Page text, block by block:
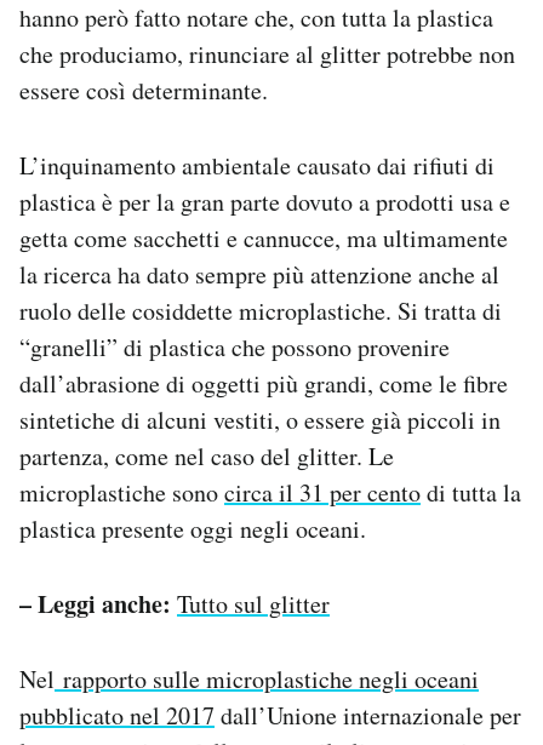
hanno però fatto notare che, con tutta la plastica
che produciamo, rinunciare al glitter potrebbe non
essere così determinante.
L’inquinamento ambientale causato dai rifiuti di
plastica è per la gran parte dovuto a prodotti usa e
getta come sacchetti e cannucce, ma ultimamente
la ricerca ha dato sempre più attenzione anche al
ruolo delle cosiddette microplastiche. Si tratta di
“granelli” di plastica che possono provenire
dall’abrasione di oggetti più grandi, come le fibre
sintetiche di alcuni vestiti, o essere già piccoli in
partenza, come nel caso del glitter. Le
microplastiche sonocirca il 31 per centodi tutta la
plastica presente oggi negli oceani.
– Leggi anche: Tutto sul glitter
Nel rapporto sulle microplastiche negli oceani
pubblicato nel 2017 dall’Unione internazionale per